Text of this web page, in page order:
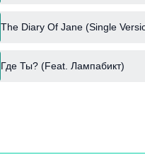
The Diary Of Jane (Single
Где Ты? (Feat. Лампабикт)